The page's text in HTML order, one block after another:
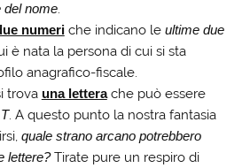
del nome.
numeriche indicano le ultime due
è nata la persona di cui si sta
anagrafico-fiscale.
trova una letterache può essere
. A questo punto la nostra fantasia
quale strano arcano potrebbero
lettere?Tirate pure un respiro di